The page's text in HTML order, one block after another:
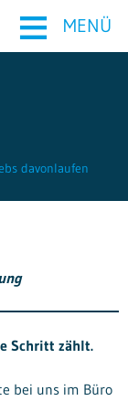
≡ MENÜ
davonlaufen
Schritt zählt.
bei uns im Büro